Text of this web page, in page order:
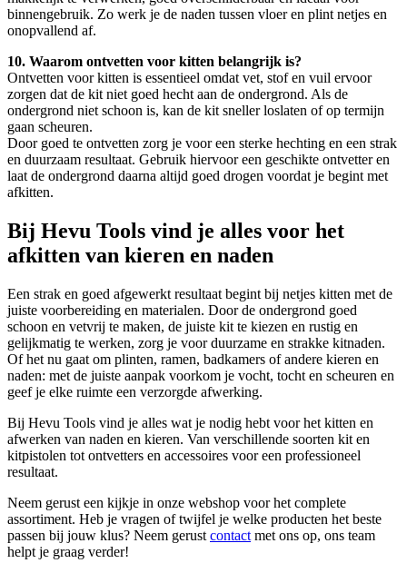
binnengebruik. Zo werk je de naden tussen vloer en plint netjes en
onopvallend af.
10. Waarom ontvetten voor kitten belangrijk is?
Ontvetten voor kitten is essentieel omdat vet, stof en vuil ervoor
zorgen dat de kit niet goed hecht aan de ondergrond. Als de
ondergrond niet schoon is, kan de kit sneller loslaten of op termijn
gaan scheuren.
Door goed te ontvetten zorg je voor een sterke hechting en een strak
en duurzaam resultaat. Gebruik hiervoor een geschikte ontvetter en
laat de ondergrond daarna altijd goed drogen voordat je begint met
afkitten.
Bij Hevu Tools vind je alles voor het
afkitten van kieren en naden
Een strak en goed afgewerkt resultaat begint bij netjes kitten met de
juiste voorbereiding en materialen. Door de ondergrond goed
schoon en vetvrij te maken, de juiste kit te kiezen en rustig en
gelijkmatig te werken, zorg je voor duurzame en strakke kitnaden.
Of het nu gaat om plinten, ramen, badkamers of andere kieren en
naden: met de juiste aanpak voorkom je vocht, tocht en scheuren en
geef je elke ruimte een verzorgde afwerking.
Bij Hevu Tools vind je alles wat je nodig hebt voor het kitten en
afwerken van naden en kieren. Van verschillende soorten kit en
kitpistolen tot ontvetters en accessoires voor een professioneel
resultaat.
Neem gerust een kijkje in onze webshop voor het complete
assortiment. Heb je vragen of twijfel je welke producten het beste
passen bij jouw klus? Neem gerust contact met ons op, ons team
helpt je graag verder!